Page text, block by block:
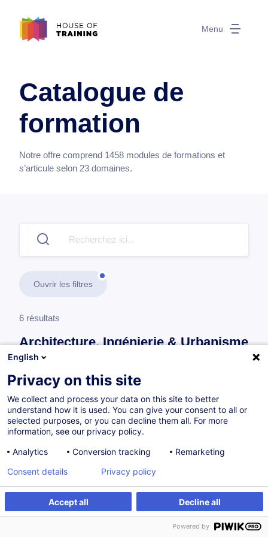
Menu
Catalogue de
formation
Notre offre comprend 1458 modules de formations et
s’articule selon 23 domaines.
Ouvrir les filtres
6 résultats
Architecture, Ingénierie & Urbanisme
Management de bureau et gestion de projet
Conduite de réunion de chantier
FR
à p.d. 475.00 €
Cours du jour
English
Privacy on this site
We collect and process your data on this site to better
understand how it is used. You can give your consent to all or
selected purposes, or you can decline them all. For more
information, see our privacy policy.
Analytics
Conversion tracking Remarketing
Accept all Decline all
Consent details Privacy policy
Powered by